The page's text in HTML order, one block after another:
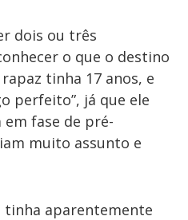
dois ou três
o que o destino
tinha 17 anos, e
perfeito”, já que ele
fase de pré-
muito assunto e
tinha aparentemente